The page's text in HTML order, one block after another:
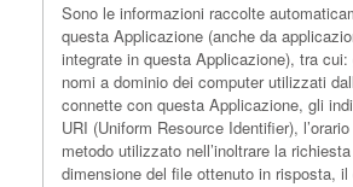
Sono le informazioni raccolte
questa Applicazione (anche da
integrate in questa Applicazione), tra
nomi a dominio dei computer utilizzati
connette con questa Applicazione, gli
URI (Uniform Resource Identifier),
metodo utilizzato nell’inoltrare la
dimensione del file ottenuto in risposta,